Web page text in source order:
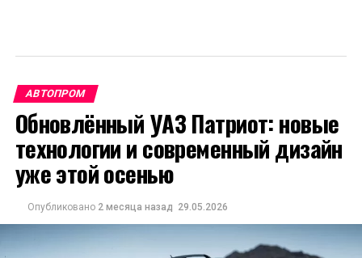
АВТОПРОМ
Обновлённый УАЗ Патриот: новые
технологии и современный дизайн
уже этой осенью
Опубликовано 2 месяца назад 29.05.2026